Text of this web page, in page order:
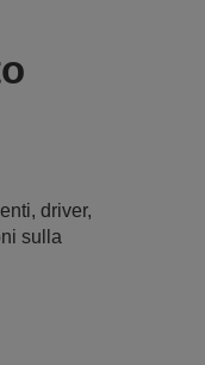
driver,
sulla